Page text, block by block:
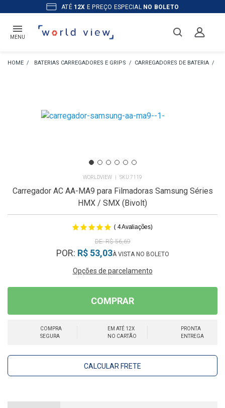
ATÉ 12X E PREÇO ESPECIAL NO BOLETO
MENU
BATERIAS CARREGADORES E GRIPS CARREGADORES DE BATERIA
WORLDVIEW 7119
Carregador AC AA-MA9 para Filmadoras Samsung Séries
HMX / SMX (Bivolt)
( 4Avaliações)
R$ 56,69
POR: R$ 53,03
Opções de parcelamento
COMPRAR
COMPRA
SEGURA
EM ATÉ 12X
NO CARTÃO
PRONTA
ENTREGA
CALCULAR FRETE